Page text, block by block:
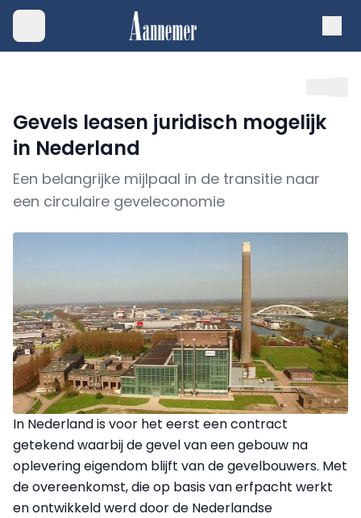
Gevels leasen juridisch mogelijk
in Nederland
Een belangrijke mijlpaal in de transitie naar
een circulaire geveleconomie
In Nederland is voor het eerst een contract
getekend waarbij de gevel van een gebouw na
oplevering eigendom blijft van de gevelbouwers. Met
de overeenkomst, die op basis van erfpacht werkt
en ontwikkeld werd door de Nederlandse